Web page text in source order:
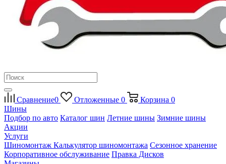
Сравнение0 Отложенные 0 Корзина 0
Шины
Подбор по авто Каталог шин Летние шины Зимние шины
Акции
Услуги
Шиномонтаж Калькулятор шиномонтажа Сезонное хранение
Корпоративное обслуживание Правка Дисков